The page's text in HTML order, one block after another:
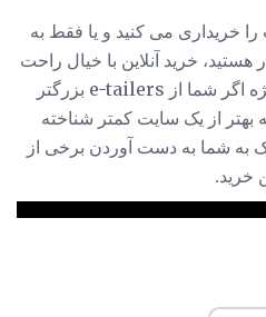
خریداری می کنید و یا فقط به
هستید، خرید آنلاین با خیال راحت
می تواند یک چالش باشد، به ویژه اگر شما از e-tailers بزرگتر
از یک سایت کمتر شناخته
برای کمک به شما به دست آوردن برخی از
خرید.